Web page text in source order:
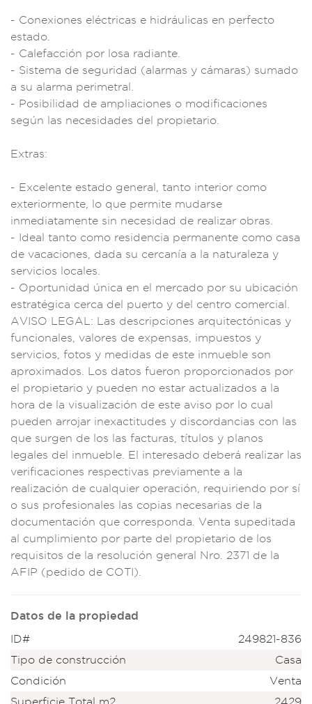
- Conexiones eléctricas e hidráulicas en perfecto
estado.
- Calefacción por losa radiante.
- Sistema de seguridad (alarmas y cámaras) sumado
a su alarma perimetral.
- Posibilidad de ampliaciones o modificaciones
según las necesidades del propietario.
Extras:
- Excelente estado general, tanto interior como
exteriormente,
lo que permite mudarse
inmediatamente sin necesidad de realizar obras.
- Ideal tanto como residencia permanente como casa
de vacaciones, dada su cercanía a la natural eza y
servicios local es.
- Oportunidad única en el mercado por su ubicación
estratégica cerca del puerto y del centro comercial
AVISO LEGAL: Las descripciones arquitectónicas y
funciona les, valores de expensas,
impuestos y
servicios, fotos y medidas de este inmueble son
aproximados. L os datos fueron proporcionados por
el propietario y pueden no estar actualizados a la
hora de la visualización de este aviso por lo cual
pueden arrojar inexactitudes y discordancias con las
que surgen de los las facturas, títulos y planos
legales del inmueble. El interesado deberá real izar las
verificaciones respectivas previamente a la
realización de cualquier operación, requiriendo por sí
o sus profesionales l as copias necesarias de la
documentación que corresponda. Venta supeditada
al cumplimiento por parte del propietario de los
requisitos de la resolución general Nro. 2371 de la
AFIP (pedido de COTI).
Datos de la propiedad
ID#
249821-836
Tipo de construcción
Casa
Condición
Venta
Superficie Total m2
2429